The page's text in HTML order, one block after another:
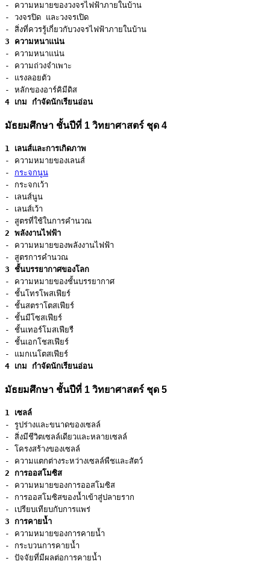
- ความหมายของวงจรไฟฟ้าภายในบ้าน
- วงจรปิด และวงจรเปิด
3 ความหนาแน่น
- ความหนาแน่น
- ความถ่วงจำเพาะ
- แรงลอยตัว
4 เกม กำจัดนักเรียนอ่อน
มัธยมศึกษา ชั้นปีที่ 1 วิทยาศาสตร์ ชุด 4
1 เลนส์และการเกิดภาพ
- ความหมายของเลนส์
- กระจกนูน
- กระจกเว้า
- เลนส์นูน
- เลนส์เว้า
2 พลังงานไฟฟ้า
- ความหมายของพลังงานไฟฟ้า
3 ชั้นบรรยากาศของโลก
- ความหมายของชั้นบรรยากาศ
- ชั้นโทรโพสเฟียร์
- ชั้นสตราโตสเฟียร์
- ชั้นมีโซสเฟียร์
- ชั้นเทอร์โมสเฟียรื
- ชั้นเอกโชสเฟียร์
4 เกม กำจัดนักเรียนอ่อน
มัธยมศึกษา ชั้นปีที่ 1 วิทยาศาสตร์ ชุด 5
1 เซลล์
- รูปร่างและขนาดของเซลล์
- สิ่งมีชีวิตเซลล์เดียวและหลายเซลล์
- โครงสร้างของเซลล์
2 การออสโมซิส
- ความหมายของการออสโมซิส
- การออสโมซิสของน้ำเข้าสู่ปลายราก
3 การคายน้ำ
- ความหมายของการคายน้ำ
- กระบวนการคายน้ำ